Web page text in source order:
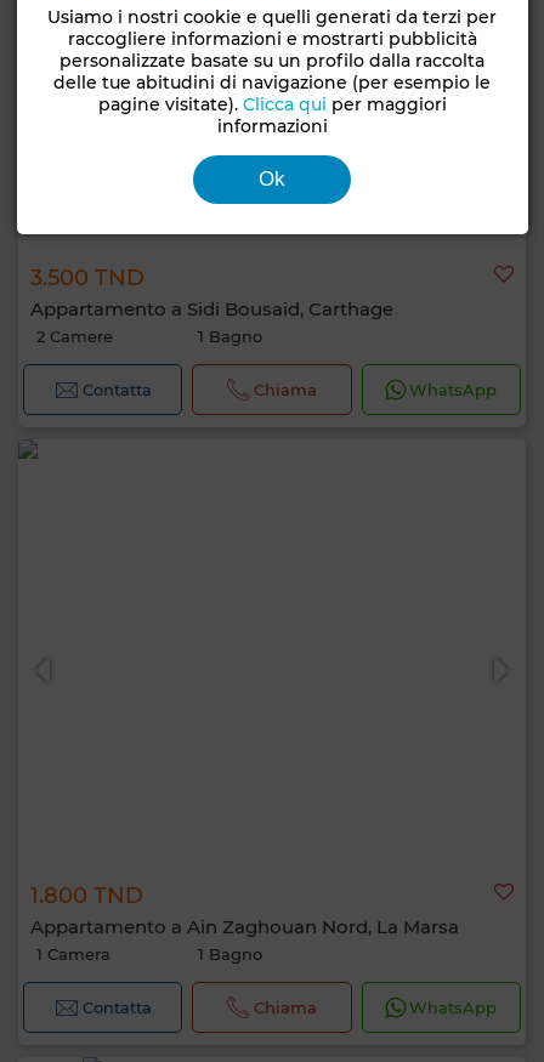
3.500 TND
Appartamento a Sidi Bousaid, Carthage
2 Camere 1 Bagno
Contatta Chiama WhatsApp
1.800 TND
Appartamento a Ain Zaghouan Nord, La Marsa
1 Camera 1 Bagno
Contatta Chiama WhatsApp
Usiamo i nostri cookie e quelli generati da terzi per
raccogliere informazioni e mostrarti pubblicità
personalizzate basate su un profilo dalla raccolta
delle tue abitudini di navigazione (per esempio le
pagine visitate). Clicca qui per maggiori
informazioni
Ok